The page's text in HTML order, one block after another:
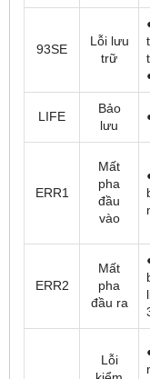
93SE
Lỗi lưu
trữ
LIFE
Bảo
lưu
ERR1
Mất
pha
đầu
vào
ERR2
Mất
pha
đầu ra
Lỗi